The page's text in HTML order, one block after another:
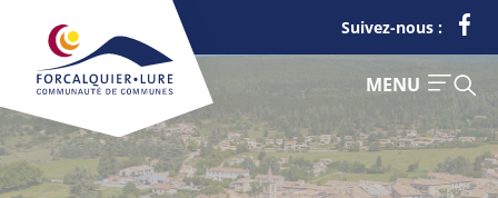
Suivez-nous :
MENU
FERMER
Cookies management panel